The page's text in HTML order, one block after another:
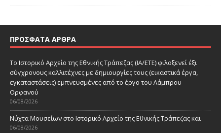
ΠΡΌΣΦΑΤΑ ΆΡΘΡΑ
Το Ιστορικό Αρχείο της Εθνικής Τράπεζας (ΙΑ/ΕΤΕ) φιλοξενεί έξι
σύγχρονους καλλιτέχνες με δημιουργίες τους (εικαστικά έργα,
εγκαταστάσεις) εμπνευσμένες από το έργο του Λάμπρου
Ορφανού
06/08/2026
Νύχτα Μουσείων στο Ιστορικό Αρχείο της Εθνικής Τράπεζας και
06/08/2026